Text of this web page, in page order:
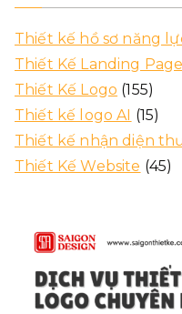
Thiết kế hồ sơ năng
Thiết Kế Landing Page
Thiết Kế Logo (155)
Thiết kế logo AI (15)
Thiết kế nhận diện
Thiết Kế Website (45)